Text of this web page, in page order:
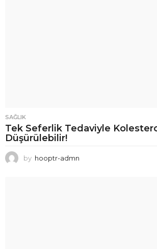
SAĞLIK
Tek Seferlik Tedaviyle
Düşürülebilir!
by hooptr-admn